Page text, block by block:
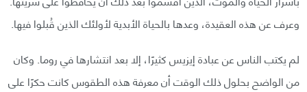
وعرف عن هذه العقيدة، وعدها بالحياة الأبدية لأولئك الذين قُبلوا فيها.
لم يكتب الناس عن عبادة إيزيس كثيرًا، إلا بعد انتشارها في روما. وكان
من الواضح بحلول ذلك الوقت أن معرفة هذه الطقوس كانت حكرًا على